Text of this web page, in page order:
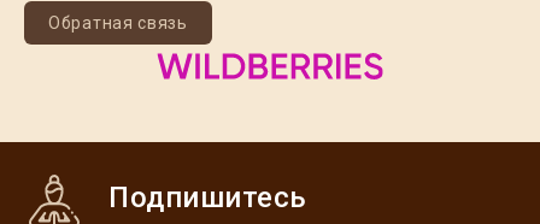
Обратная связь
Подпишитесь